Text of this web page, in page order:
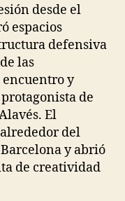
desde el
espacios
defensiva
las
encuentro y
de
El
del
y abrió
de creatividad